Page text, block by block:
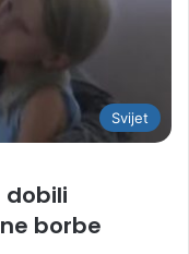
Svijet
dobili
borbe